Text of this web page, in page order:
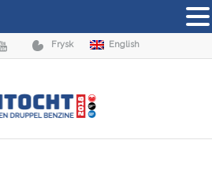
Frysk English